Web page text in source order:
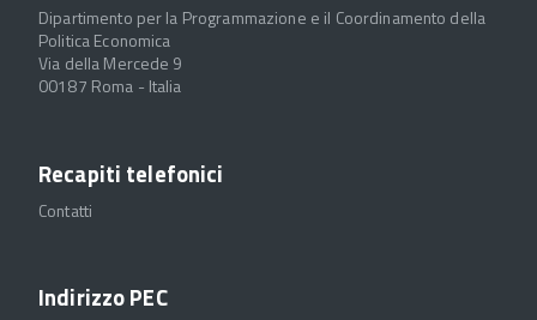
Dipartimento per la Programmazione e il Coordinamento della
Politica Economica
Via della Mercede 9
00187 Roma - Italia
Recapiti telefonici
Contatti
Indirizzo PEC